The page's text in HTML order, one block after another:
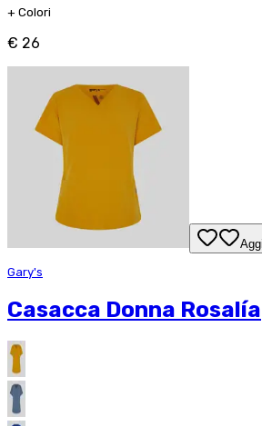
+ Colori
€ 26
Gary's
Casacca Donna Rosalía